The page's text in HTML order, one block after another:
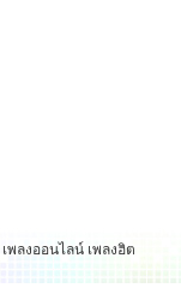
เพลงออนไลน์ เพลงฮิต